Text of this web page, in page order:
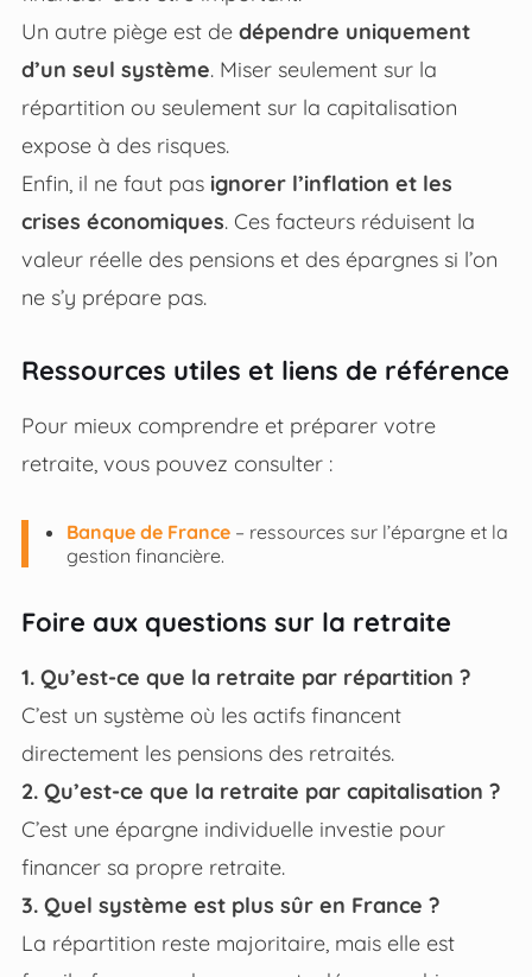
Un autre piège est de dépendre uniquement
d’un seul système. Miser seulement sur la
répartition ou seulement sur la capitalisation
expose à des risques.
Enfin, il ne faut pas ignorer l’inflation et les
crises économiques. Ces facteurs réduisent la
valeur réelle des pensions et des épargnes si l’on
ne s’y prépare pas.
Ressources utiles et liens de référence
Pour mieux comprendre et préparer votre
retraite, vous pouvez consulter :
Banque de France– ressources sur l’épargne et la
gestion financière.
Foire aux questions sur la retraite
1. Qu’est-ce que la retraite par répartition ?
C’est un système où les actifs financent
directement les pensions des retraités.
2. Qu’est-ce que la retraite par capitalisation ?
C’est une épargne individuelle investie pour
financer sa propre retraite.
3. Quel système est plus sûr en France ?
La répartition reste majoritaire, mais elle est